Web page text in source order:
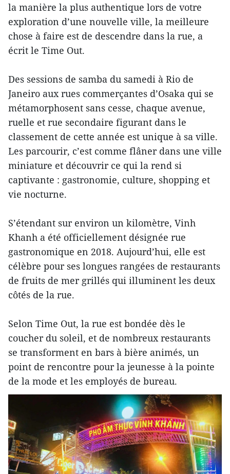
la manière la plus authentique lors de votre
exploration d’une nouvelle ville, la meilleure
chose à faire est de descendre dans la rue, a
écrit le Time Out.
Des sessions de samba du samedi à Rio de
Janeiro aux rues commerçantes d’Osaka qui se
métamorphosent sans cesse, chaque avenue,
ruelle et rue secondaire figurant dans le
classement de cette année est unique à sa ville.
Les parcourir, c’est comme flâner dans une ville
miniature et découvrir ce qui la rend si
captivante : gastronomie, culture, shopping et
vie nocturne.
S’étendant sur environ un kilomètre, Vinh
Khanh a été officiellement désignée rue
gastronomique en 2018. Aujourd’hui, elle est
célèbre pour ses longues rangées de restaurants
de fruits de mer grillés qui illuminent les deux
côtés de la rue.
Selon Time Out, la rue est bondée dès le
coucher du soleil, et de nombreux restaurants
se transforment en bars à bière animés, un
point de rencontre pour la jeunesse à la pointe
de la mode et les employés de bureau.